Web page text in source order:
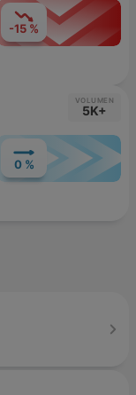
-15 %
VOLUMEN
5K+
0 %